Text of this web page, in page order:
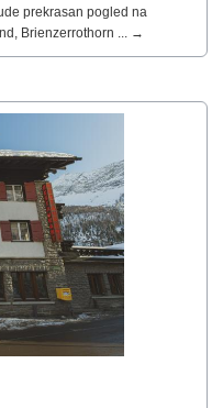
prekrasan pogled na
Brienzerrothorn ... →